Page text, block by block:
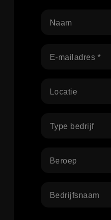
Naam
E-mailadres *
Locatie
Type bedrijf
Beroep
Bedrijfsnaam